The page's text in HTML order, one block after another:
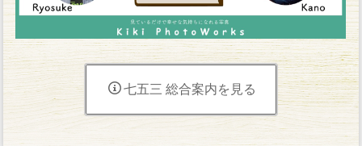
七五三 総合案内を見る